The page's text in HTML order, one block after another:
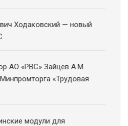
Ходаковский — новый
АО «РВС» Зайцев А.М.
«Трудовая
модули для